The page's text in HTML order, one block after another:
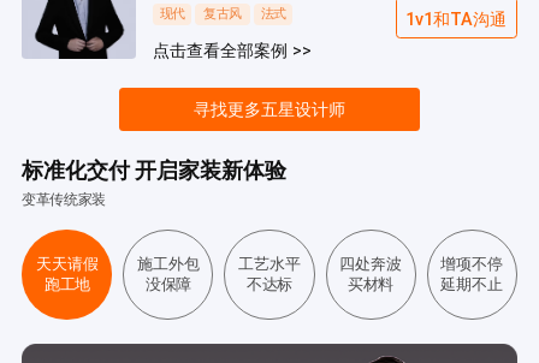
现代 复古风 法式
点击查看全部案例 >>
1v1和TA沟通
寻找更多五星设计师
标准化交付 开启家装新体验
变革传统家装
天天请假
跑工地
施工外包
没保障
工艺水平
不达标
四处奔波
买材料
增项不停
延期不止